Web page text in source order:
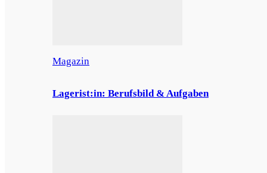
Magazin
Lagerist:in: Berufsbild & Aufgaben